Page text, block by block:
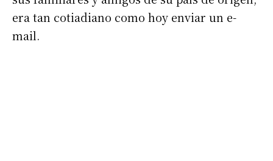
era tan cotiadiano como hoy enviar un e-
mail.